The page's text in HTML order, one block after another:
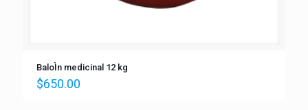
BaloÌn medicinal 12 kg
$650.00